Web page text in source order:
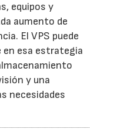
equipos y
aumento de
El VPS puede
en esa estrategia
y una
necesidades